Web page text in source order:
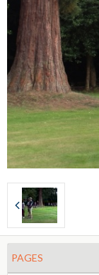
PAGES